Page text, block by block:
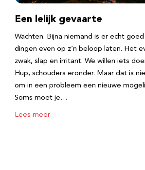
Een lelijk gevaarte
Wachten. Bijna niemand is er echt
dingen even op z’n beloop laten. Het
zwak, slap en irritant. We willen iets
Hup, schouders eronder. Maar dat is
om in een probleem een nieuwe
Soms moet je…
Lees meer